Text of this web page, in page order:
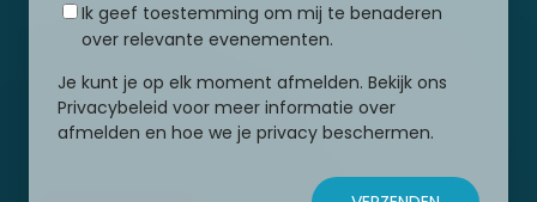
Ik geef toestemming om mij te benaderen
over relevante evenementen.
Je kunt je op elk moment afmelden. Bekijk ons
Privacybeleid voor meer informatie over
afmelden en hoe we je privacy beschermen.